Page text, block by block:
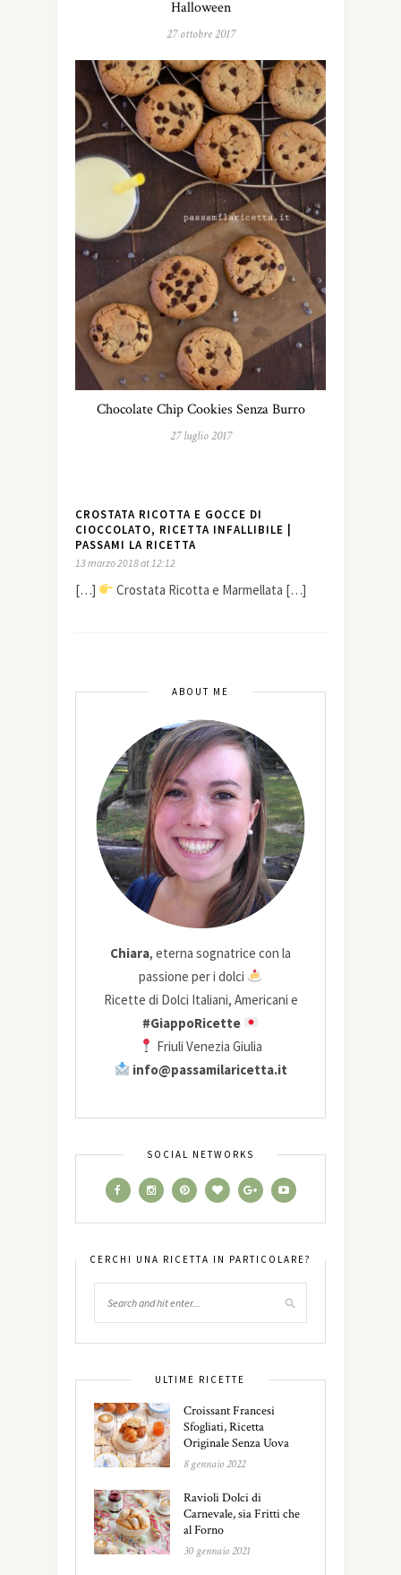
Halloween
27 ottobre 2017
Chocolate Chip Cookies Senza Burro
27 luglio 2017
CROSTATA RICOTTA E GOCCE DI
CIOCCOLATO, RICETTA INFALLIBILE |
PASSAMI LA RICETTA
13 marzo 2018 at 12:12
[…] Crostata Ricotta e Marmellata […]
ABOUT ME
Chiara, eterna sognatrice con la
passione per i dolci
Ricette di Dolci Italiani, Americani e
#GiappoRicette
Friuli Venezia Giulia
info@passamilaricetta.it
SOCIAL NETWORKS
CERCHI UNA RICETTA IN PARTICOLARE?
ULTIME RICETTE
Croissant Francesi
Sfogliati, Ricetta
Originale Senza Uova
8 gennaio 2022
Ravioli Dolci di
Carnevale, sia Fritti che
al Forno
30 gennaio 2021